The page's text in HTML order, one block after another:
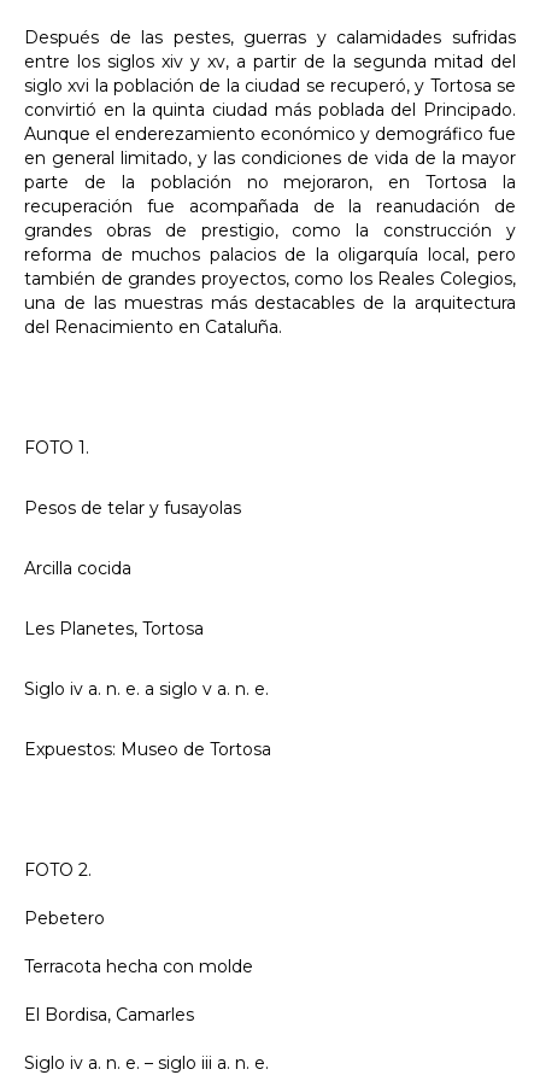
Después de las pestes, guerras y calamidades sufridas
entre los siglos xiv y xv, a partir de la segunda mitad del
siglo xvi la población de la ciudad se recuperó, y Tortosa se
convirtió en la quinta ciudad más poblada del Principado.
Aunque el enderezamiento económico y demográfico fue
en general limitado, y las condiciones de vida de la mayor
parte de la población no mejoraron, en Tortosa la
recuperación fue acompañada de la reanudación de
grandes obras de prestigio, como la construcción y
reforma de muchos palacios de la oligarquía local, pero
también de grandes proyectos, como los Reales Colegios,
una de las muestras más destacables de la arquitectura
del Renacimiento en Cataluña.
FOTO 1.
Pesos de telar y fusayolas
Arcilla cocida
Les Planetes, Tortosa
Siglo iv a. n. e. a siglo v a. n. e.
Expuestos: Museo de Tortosa
FOTO 2.
Pebetero
Terracota hecha con molde
El Bordisa, Camarles
Siglo iv a. n. e. – siglo iii a. n. e.